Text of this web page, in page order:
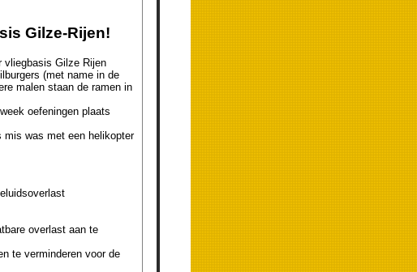
Gilze-Rijen!
vliegbasis Gilze Rijen
(met name in de
malen staan de ramen in
oefeningen plaats
mis was met een helikopter
overlast aan te
te verminderen voor de